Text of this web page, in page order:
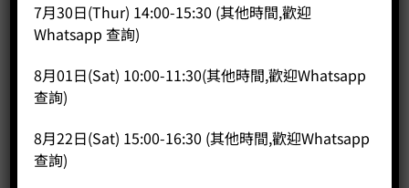
DR-100 DREAM ROASTER炒豆機
Price: HK$17,300.00
7月30日(Thur) 14:00-15:30 (其他時間,歡迎
Whatsapp 查詢)
8月01日(Sat) 10:00-11:30(其他時間,歡迎Whatsapp
查詢)
8月22日(Sat) 15:00-16:30 (其他時間,歡迎Whatsapp
查詢)